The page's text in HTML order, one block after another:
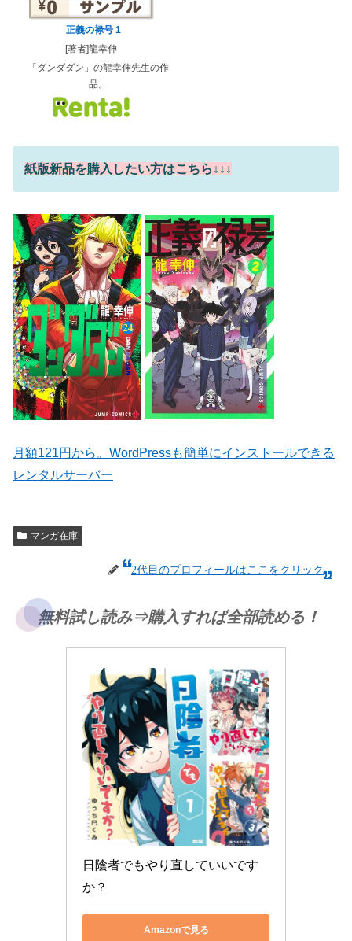
正義の禄号 1
[著者]龍幸伸
「ダンダダン」の龍幸伸先生の作
品。
紙版新品を購入したい方はこちら↓↓↓
月額121円から。WordPressも簡単にインストールできる
レンタルサーバー
マンガ在庫
2代目のプロフィールはここをクリック
無料試し読み⇒購入すれば全部読める！
日陰者でもやり直していいです
か？
Amazonで見る